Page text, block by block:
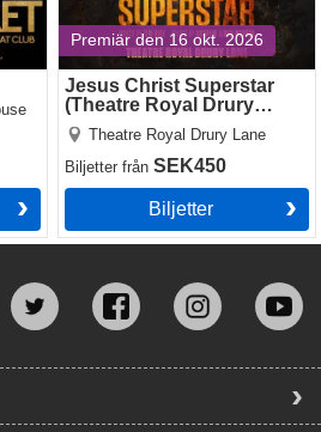
Premiär den 16 okt. 2026
Jesus Christ Superstar
(Theatre Royal Drury
Lane)
Theatre Royal Drury Lane
BiljetterfrånSEK450
Biljetter